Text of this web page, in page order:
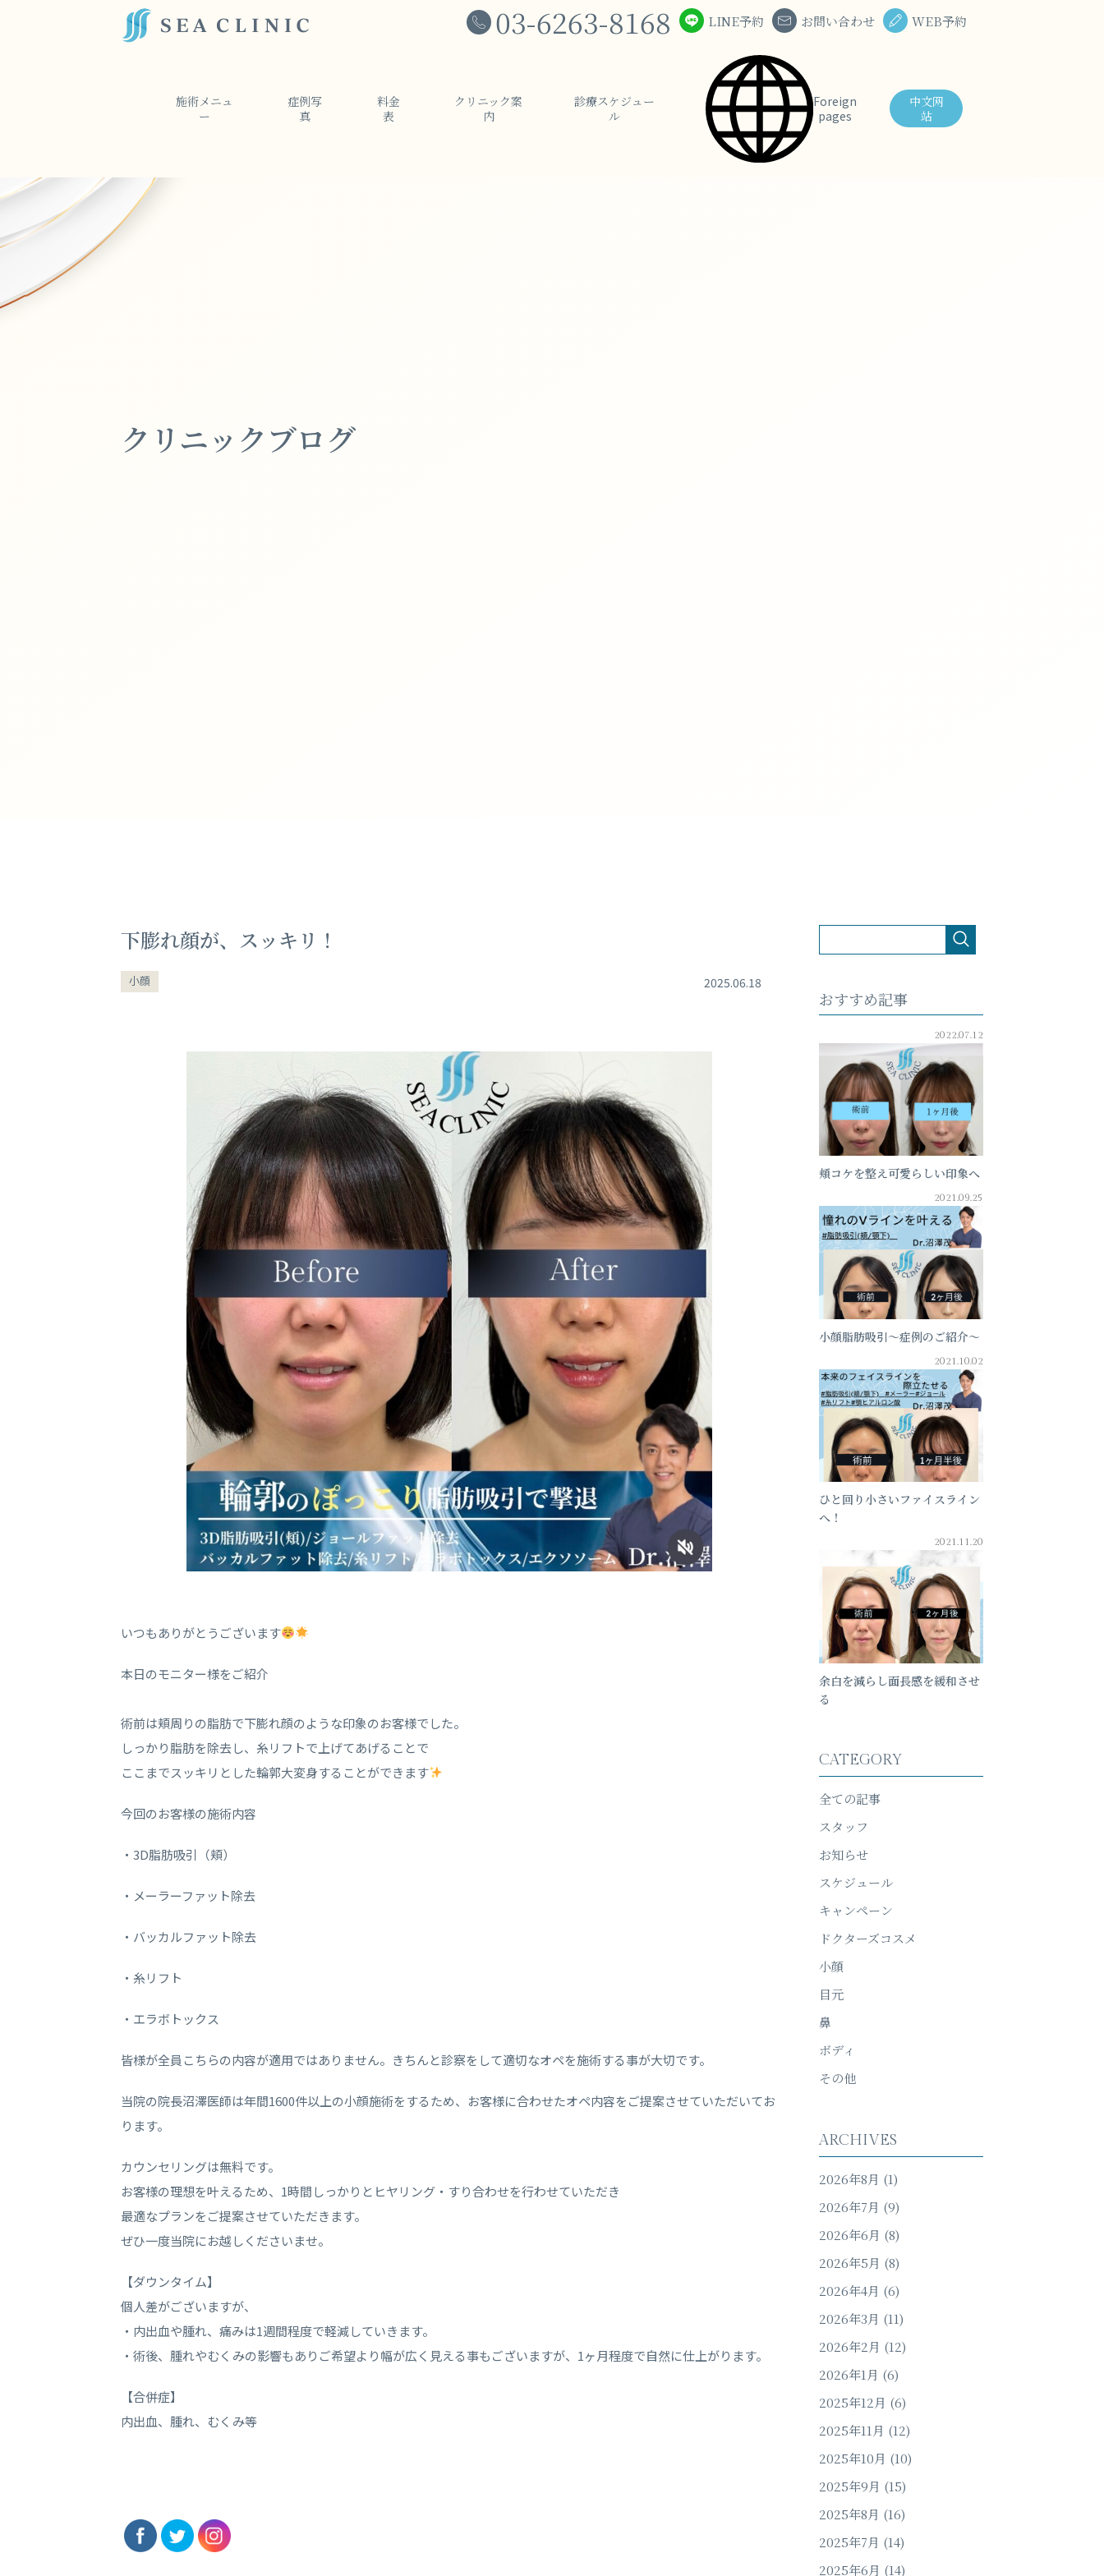
03-6263-8168 LINE予約 お問い合わせ WEB予約
施術メニュ
ー
症例写
真
料⾦
表
クリニック案
内
診療スケジュー
ル
Foreign
pages
中⽂⽹
站
クリニックブログ
下膨れ顔が、スッキリ！
小顔 2025.06.18
いつもありがとうございます
本日のモニター様をご紹介
術前は頬周りの脂肪で下膨れ顔のような印象のお客様でした。
しっかり脂肪を除去し、糸リフトで上げてあげることで
ここまでスッキリとした輪郭大変身することができます
今回のお客様の施術内容
・3D脂肪吸引（頬）
・メーラーファット除去
・バッカルファット除去
・糸リフト
・エラボトックス
皆様が全員こちらの内容が適用ではありません。きちんと診察をして適切なオペを施術する事が大切です。
当院の院長沼澤医師は年間1600件以上の小顔施術をするため、お客様に合わせたオペ内容をご提案させていただいてお
ります。
カウンセリングは無料です。
お客様の理想を叶えるため、1時間しっかりとヒヤリング・すり合わせを行わせていただき
最適なプランをご提案させていただきます。
ぜひ一度当院にお越しくださいませ。
【ダウンタイム】
個人差がございますが、
・内出血や腫れ、痛みは1週間程度で軽減していきます。
・術後、腫れやむくみの影響もありご希望より幅が広く見える事もございますが、1ヶ月程度で自然に仕上がります。
【合併症】
内出血、腫れ、むくみ等
おすすめ記事
2022.07.12
頬コケを整え可愛らしい印象へ
2021.09.25
小顔脂肪吸引～症例のご紹介～
2021.10.02
ひと回り小さいファイスライン
へ！
2021.11.20
余白を減らし面長感を緩和させ
る
CATEGORY
全ての記事
スタッフ
お知らせ
スケジュール
キャンペーン
ドクターズコスメ
小顔
目元
鼻
ボディ
その他
ARCHIVES
2026年8月 (1)
2026年7月 (9)
2026年6月 (8)
2026年5月 (8)
2026年4月 (6)
2026年3月 (11)
2026年2月 (12)
2026年1月 (6)
2025年12月 (6)
2025年11月 (12)
2025年10月 (10)
2025年9月 (15)
2025年8月 (16)
2025年7月 (14)
2025年6月 (14)